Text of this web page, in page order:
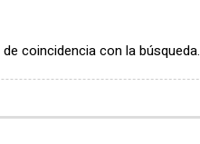
coincidencia con la búsqueda.